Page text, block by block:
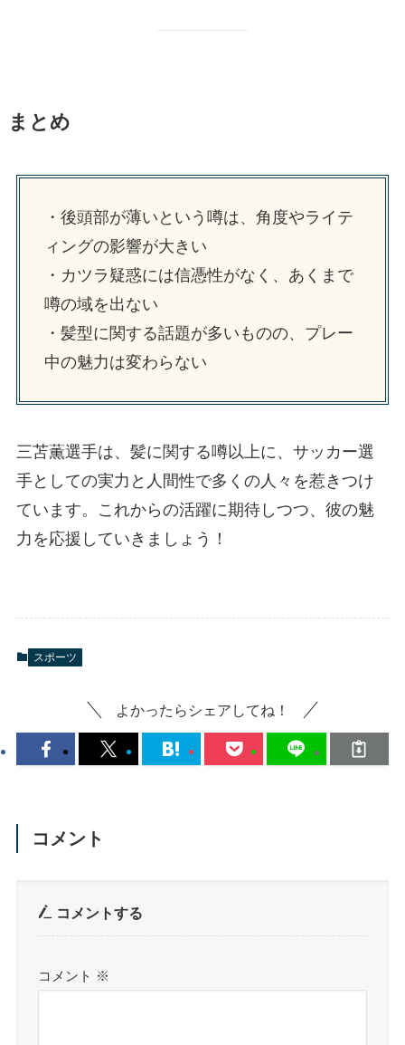
まとめ
・後頭部が薄いという噂は、角度やライテ
ィングの影響が大きい
・カツラ疑惑には信憑性がなく、あくまで
噂の域を出ない
・髪型に関する話題が多いものの、プレー
中の魅力は変わらない
三苫薫選手は、髪に関する噂以上に、サッカー選
手としての実力と人間性で多くの人々を惹きつけ
ています。これからの活躍に期待しつつ、彼の魅
力を応援していきましょう！
スポーツ
よかったらシェアしてね！
コメント
コメントする
コメント ※